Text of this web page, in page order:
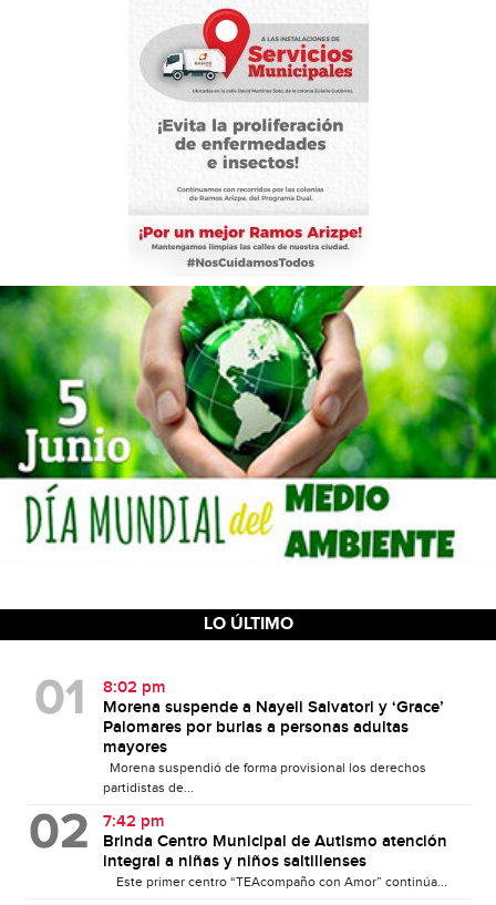
LO ÚLTIMO
8:02 pm
Morena suspende a Nayeli Salvatori y ‘Grace’
Palomares por burlas a personas adultas
mayores
Morena suspendió de forma provisional los derechos
partidistas de...
7:42 pm
Brinda Centro Municipal de Autismo atención
integral a niñas y niños saltillenses
Este primer centro “TEAcompaño con Amor” continúa...